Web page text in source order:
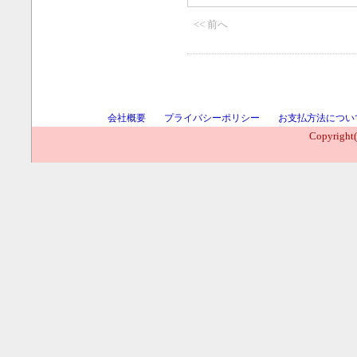
<< 前へ
会社概要 プライバシーポリシー
お支払方法につい